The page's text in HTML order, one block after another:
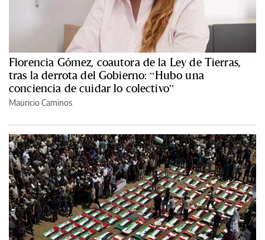
Florencia Gómez, coautora de la Ley de Tierras,
tras la derrota del Gobierno: “Hubo una
conciencia de cuidar lo colectivo”
Mauricio Caminos